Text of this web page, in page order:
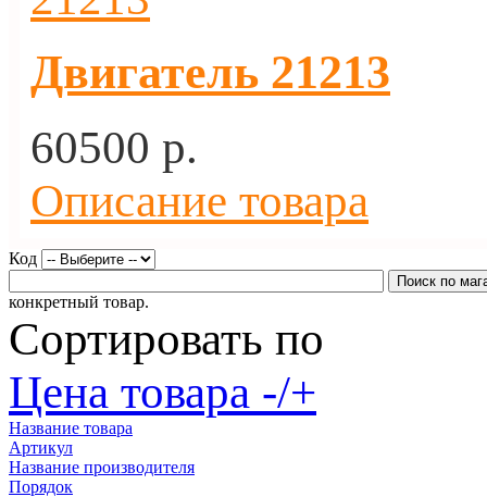
Двигатель 21213
60500 p.
Описание товара
Код
конкретный товар.
Сортировать по
Цена товара -/+
Название товара
Артикул
Название производителя
Порядок